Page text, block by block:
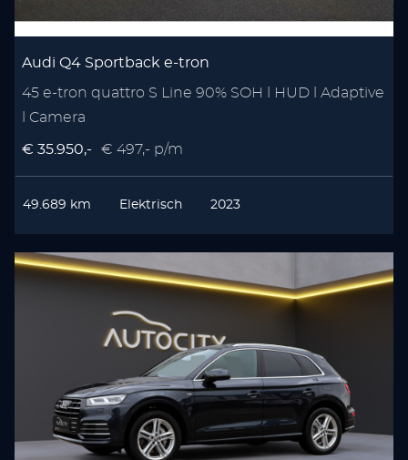
Audi Q4 Sportback e-tron
45 e-tron quattro S Line 90% SOH l HUD l Adaptive
l Camera
€ 35.950,- € 497,- p/m
49.689 km Elektrisch 2023